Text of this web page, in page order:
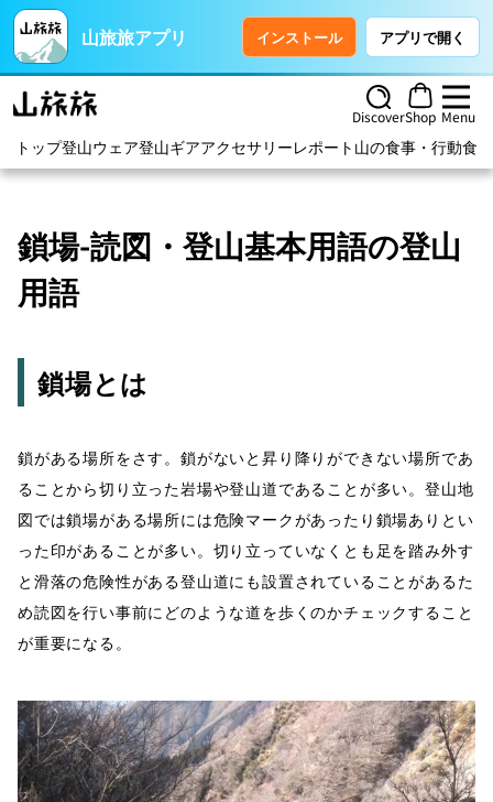
山旅旅アプリ インストール アプリで開く
DiscoverShop Menu
トップ登山ウェア登山ギアアクセサリーレポート 山の食事・行動食
鎖場-読図・登山基本用語の登山
用語
鎖場とは
鎖がある場所をさす。鎖がないと昇り降りができない場所であ
ることから切り立った岩場や登山道であることが多い。登山地
図では鎖場がある場所には危険マークがあったり鎖場ありとい
った印があることが多い。切り立っていなくとも足を踏み外す
と滑落の危険性がある登山道にも設置されていることがあるた
め読図を行い事前にどのような道を歩くのかチェックすること
が重要になる。